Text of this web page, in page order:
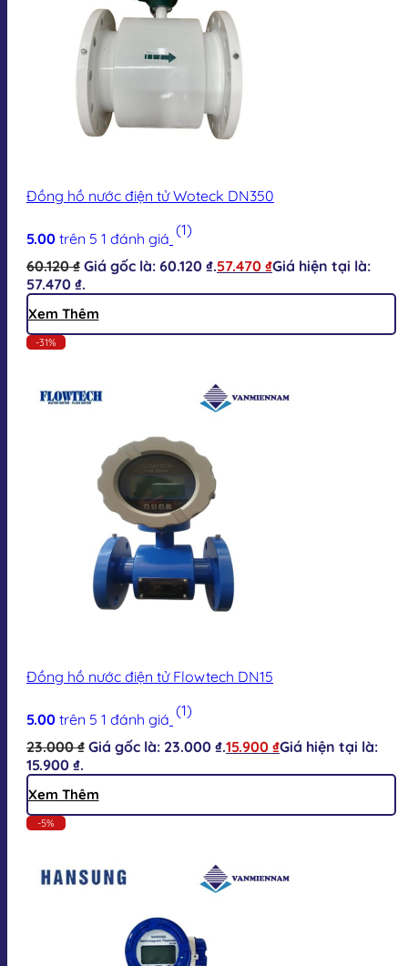
Đồng hồ nước điện tử Woteck DN350
5.00 trên 5 1 đánh giá (1)
60.120₫ Giá gốc là: 60.120 ₫.57.470 ₫Giá hiện tại là:
57.470 ₫.
Xem Thêm
-31%
Đồng hồ nước điện tử Flowtech DN15
5.00 trên 5 1 đánh giá (1)
23.000₫ Giá gốc là: 23.000 ₫.15.900 ₫Giá hiện tại là:
15.900 ₫.
Xem Thêm
-5%